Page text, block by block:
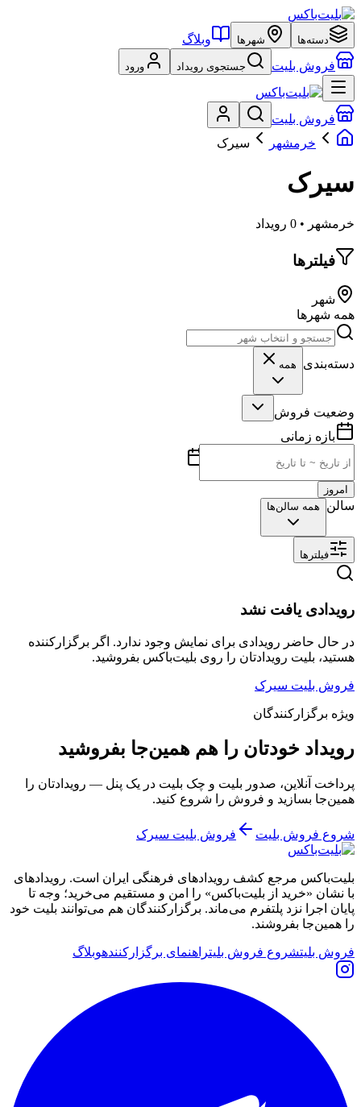
دسته‌ها شهرها
وبلاگ
فروش بلیت
جستجوی رویداد ورود
فروش بلیت
خرمشهر
سیرک
سیرک
خرمشهر • 0 رویداد
فیلترها
شهر
همه شهرها
دسته‌بندی همه
وضعیت فروش
بازه زمانی
امروز
سالن همه سالن‌ها
فیلترها
رویدادی یافت نشد
در حال حاضر رویدادی برای نمایش وجود ندارد. اگر برگزارکننده
هستید، بلیت رویدادتان را روی بلیت‌باکس بفروشید.
فروش بلیت سیرک
ویژه برگزارکنندگان
رویداد خودتان را هم همین‌جا بفروشید
پرداخت آنلاین، صدور بلیت و چک بلیت در یک پنل — رویدادتان را
همین‌جا بسازید و فروش را شروع کنید.
شروع فروش بلیت فروش بلیت سیرک
بلیت‌باکس مرجع کشف رویدادهای فرهنگی ایران است. رویدادهای
با نشان «خرید از بلیت‌باکس» را امن و مستقیم می‌خرید؛ وجه تا
پایان اجرا نزد پلتفرم می‌ماند. برگزارکنندگان هم می‌توانند بلیت خود
را همین‌جا بفروشند.
فروش بلیتشروع فروش بلیتراهنمای برگزارکنندهوبلاگ